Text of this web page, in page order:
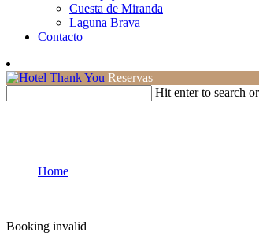
Cuesta de Miranda
Laguna Brava
Contacto
Reservas
Hit enter to search
Home
Booking invalid